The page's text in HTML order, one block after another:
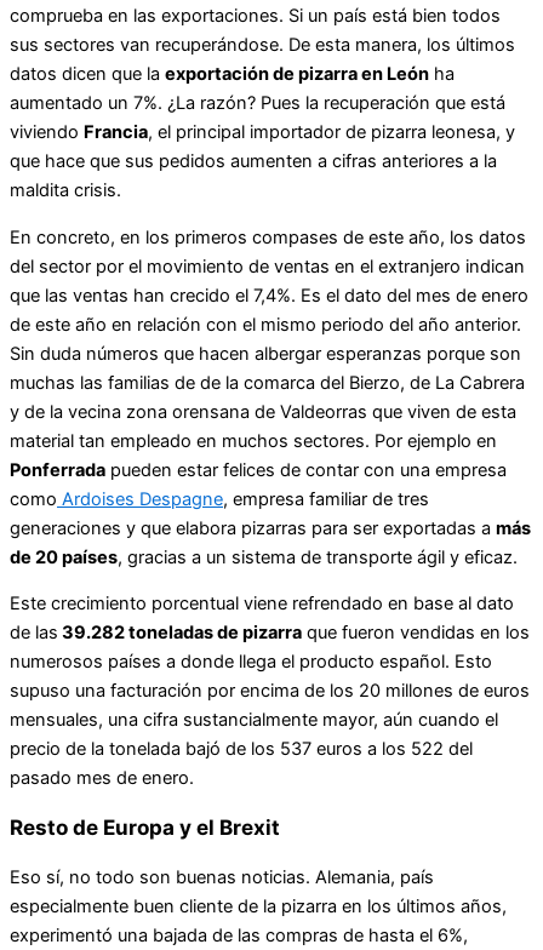
comprueba en las exportaciones. Si un país está bien todos
sus sectores van recuperándose. De esta manera, los últimos
datos dicen que la exportación de pizarra en León ha
aumentado un 7%. ¿La razón? Pues la recuperación que está
viviendo Francia, el principal importador de pizarra leonesa, y
que hace que sus pedidos aumenten a cifras anteriores a la
maldita crisis.
En concreto, en los primeros compases de este año, los datos
del sector por el movimiento de ventas en el extranjero indican
que las ventas han crecido el 7,4%. Es el dato del mes de enero
de este año en relación con el mismo periodo del año anterior.
Sin duda números que hacen albergar esperanzas porque son
muchas las familias de de la comarca del Bierzo, de La Cabrera
y de la vecina zona orensana de Valdeorras que viven de esta
material tan empleado en muchos sectores. Por ejemplo en
Ponferrada pueden estar felices de contar con una empresa
como Ardoises Despagne, empresa familiar de tres
generaciones y que elabora pizarras para ser exportadas a más
de 20 países, gracias a un sistema de transporte ágil y eficaz.
Este crecimiento porcentual viene refrendado en base al dato
de las 39.282 toneladas de pizarra que fueron vendidas en los
numerosos países a donde llega el producto español. Esto
supuso una facturación por encima de los 20 millones de euros
mensuales, una cifra sustancialmente mayor, aún cuando el
precio de la tonelada bajó de los 537 euros a los 522 del
pasado mes de enero.
Resto de Europa y el Brexit
Eso sí, no todo son buenas noticias. Alemania, país
especialmente buen cliente de la pizarra en los últimos años,
experimentó una bajada de las compras de hasta el 6%,